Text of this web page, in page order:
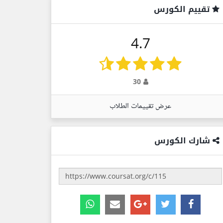
تقييم الكورس
4.7
30
عرض تقييمات الطلاب
شارك الكورس